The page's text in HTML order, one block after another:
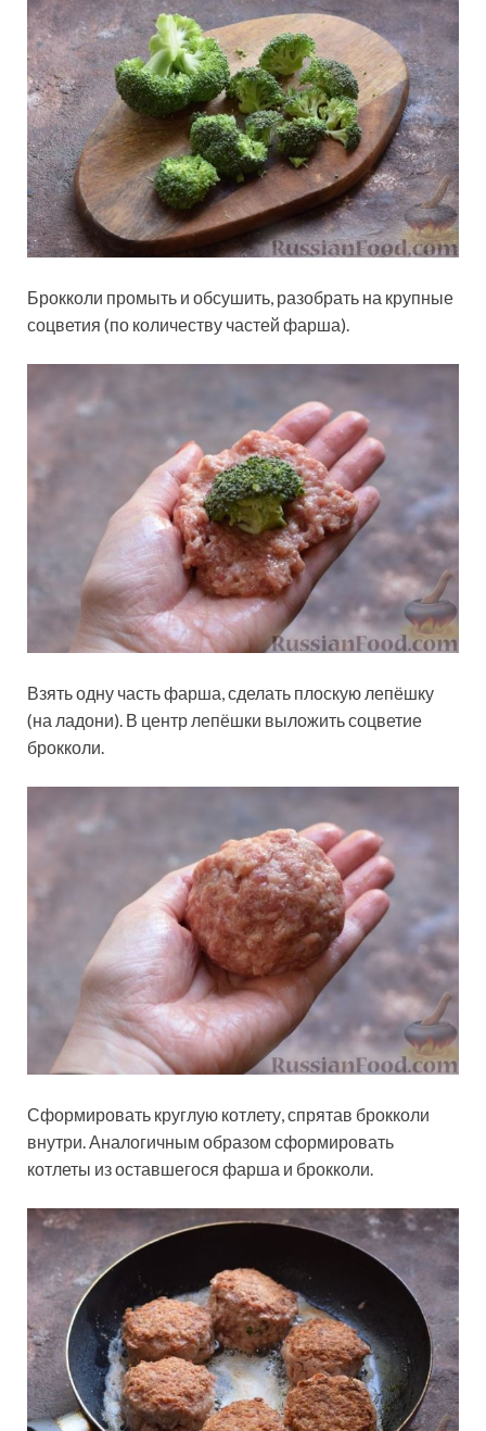
Брокколи промыть и обсушить, разобрать на крупные
соцветия (по количеству частей фарша).
Взять одну часть фарша, сделать плоскую лепёшку
(на ладони). В центр лепёшки выложить соцветие
брокколи.
Сформировать круглую котлету, спрятав брокколи
внутри. Аналогичным образом сформировать
котлеты из оставшегося фарша и брокколи.